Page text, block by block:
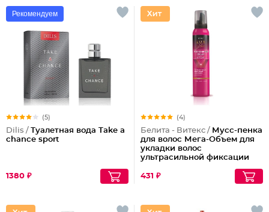
Рекомендуем
(5)
Dilis / Туалетная вода Take a
chance sport
1380 ₽
(4)
Белита - Витекс / Мусс-пенка
для волос Мега-Объем для
укладки волос
ультрасильной фиксации
431 ₽